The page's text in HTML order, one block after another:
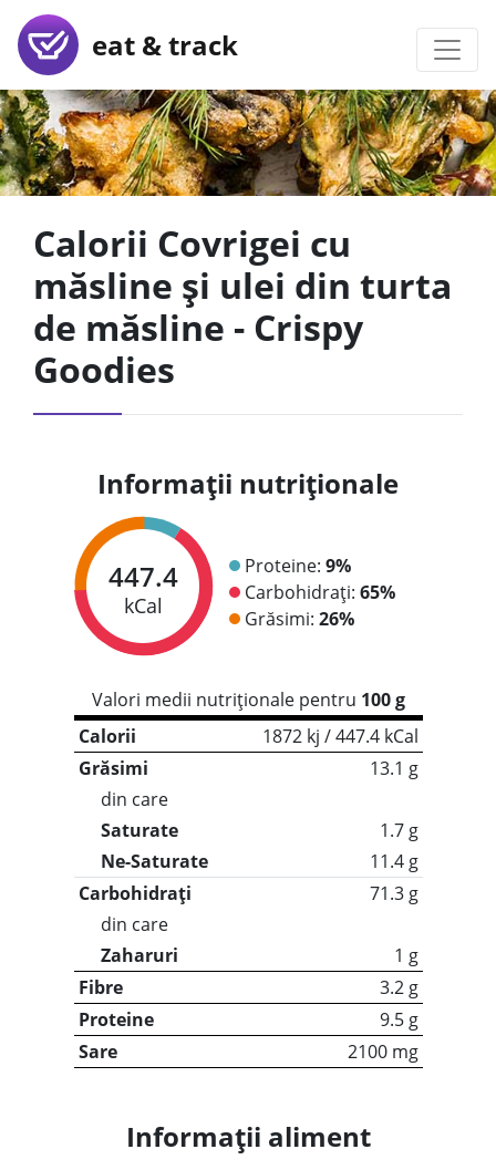
eat & track
Calorii Covrigei cu
măsline și ulei din turta
de măsline - Crispy
Goodies
Informații nutriționale
447.4
kCal
Proteine: 9%
Carbohidrați: 65%
Grăsimi: 26%
Valori medii nutriționale pentru 100 g
Calorii
1872 kj / 447.4 kCal
Grăsimi
13.1 g
din care
Saturate
1.7 g
Ne-Saturate
11.4 g
Carbohidrați
71.3 g
din care
Zaharuri
1 g
Fibre
3.2 g
Proteine
9.5 g
Sare
2100 mg
Informații aliment